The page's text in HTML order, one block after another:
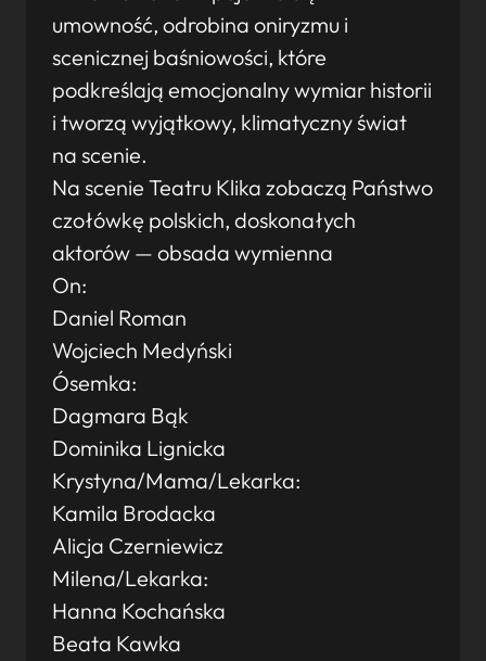
umowność, odrobina oniryzmu i
scenicznej baśniowości, które
podkreślają emocjonalny wymiar historii
i tworzą wyjątkowy, klimatyczny świat
na scenie.
Na scenie Teatru Klika zobaczą Państwo
czołówkę polskich, doskonałych
aktorów — obsada wymienna
On:
Daniel Roman
Wojciech Medyński
Ósemka:
Dagmara Bąk
Dominika Lignicka
Krystyna/Mama/Lekarka:
Kamila Brodacka
Alicja Czerniewicz
Milena/Lekarka:
Hanna Kochańska
Beata Kawka